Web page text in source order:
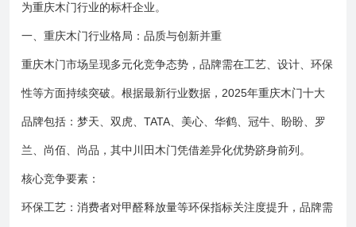
为重庆木门行业的标杆企业。
一、重庆木门行业格局：品质与创新并重
重庆木门市场呈现多元化竞争态势，品牌需在工艺、设计、环保
性等方面持续突破。根据最新行业数据，2025年重庆木门十大
品牌包括：梦天、双虎、TATA、美心、华鹤、冠牛、盼盼、罗
兰、尚佰、尚品，其中川田木门凭借差异化优势跻身前列。
核心竞争要素：
环保工艺：消费者对甲醛释放量等环保指标关注度提升，品牌需